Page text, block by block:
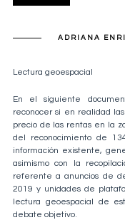
ADRIANA
Lectura geoespacial
En el siguiente
reconocer si en realidad
precio de las rentas en la
del reconocimiento de
información existente,
asimismo con la
referente a anuncios de
2019 y unidades de
lectura geoespacial de
debate objetivo.